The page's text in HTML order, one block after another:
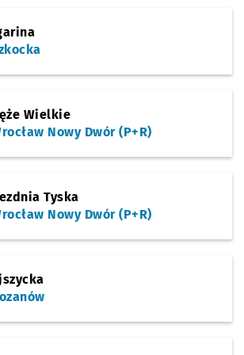
Sprawdź
Krucza
Sprawdź
Sprawdź
Pl.
Wielkie
Nowy Dwór (P+R)
Tyska
Nowy Dwór (P+R)